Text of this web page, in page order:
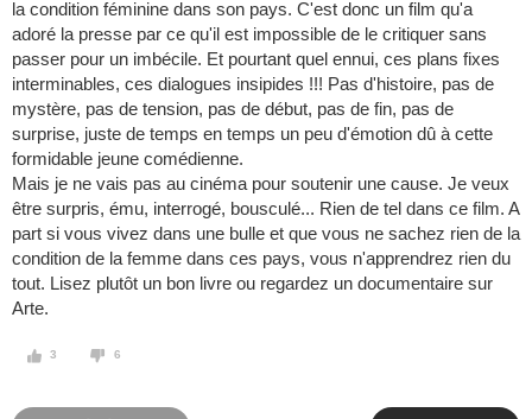
la condition féminine dans son pays. C'est donc un film qu'a
adoré la presse par ce qu'il est impossible de le critiquer sans
passer pour un imbécile. Et pourtant quel ennui, ces plans fixes
interminables, ces dialogues insipides !!! Pas d'histoire, pas de
mystère, pas de tension, pas de début, pas de fin, pas de
surprise, juste de temps en temps un peu d'émotion dû à cette
formidable jeune comédienne.
Mais je ne vais pas au cinéma pour soutenir une cause. Je veux
être surpris, ému, interrogé, bousculé... Rien de tel dans ce film. A
part si vous vivez dans une bulle et que vous ne sachez rien de la
condition de la femme dans ces pays, vous n'apprendrez rien du
tout. Lisez plutôt un bon livre ou regardez un documentaire sur
Arte.
3 6